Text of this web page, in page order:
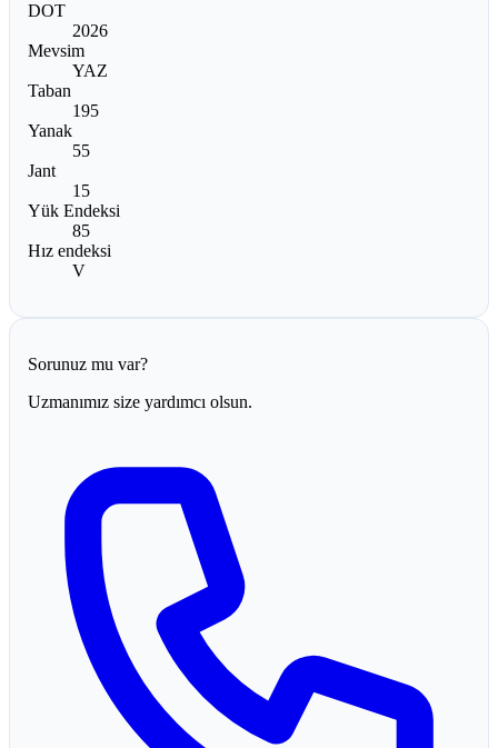
DOT
2026
Mevsim
YAZ
Taban
195
Yanak
55
Jant
15
Yük Endeksi
85
Hız endeksi
V
Sorunuz mu var?
Uzmanımız size yardımcı olsun.